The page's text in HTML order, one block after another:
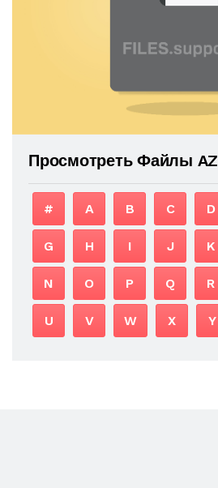
Просмотреть Файлы AZ
# A B C D
G H I J K
N O P Q R
U V W X Y